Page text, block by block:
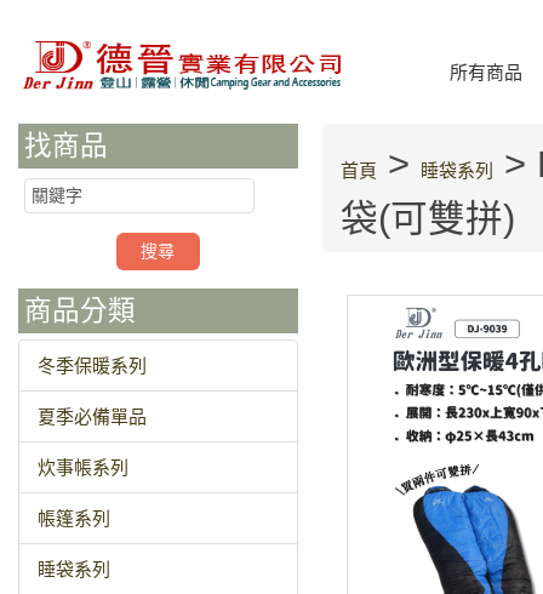
所有商品
找商品
商品分類
冬季保暖系列
夏季必備單品
炊事帳系列
帳篷系列
睡袋系列
首頁 > 睡袋系列
>
袋(可雙拼)